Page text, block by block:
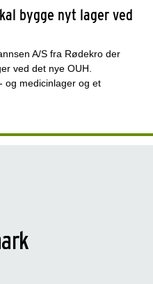
bygge nyt lager ved
A/S fra Rødekro der
ved det nye OUH.
og medicinlager og et